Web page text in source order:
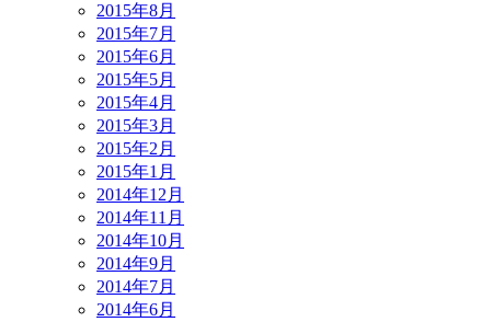
2015年8月
2015年7月
2015年6月
2015年5月
2015年4月
2015年3月
2015年2月
2015年1月
2014年12月
2014年11月
2014年10月
2014年9月
2014年7月
2014年6月